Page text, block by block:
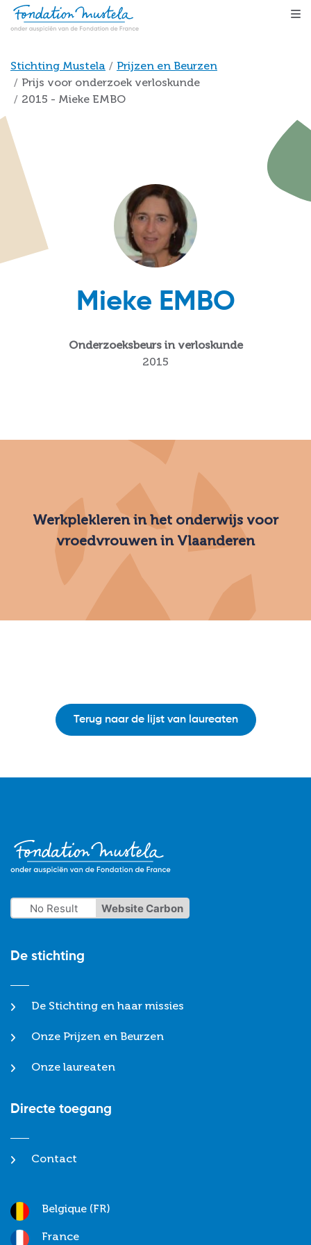
Skip to main content
Breadcrumb
Stichting Mustela
Prijzen en Beurzen
Prijs voor onderzoek verloskunde
2015 - Mieke EMBO
Mieke EMBO
Onderzoeksbeurs in verloskunde
2015
Werkplekleren in het onderwijs voor
vroedvrouwen in Vlaanderen
Terug naar de lijst van laureaten
No Result Website Carbon
De stichting
De Stichting en haar missies
Onze Prijzen en Beurzen
Onze laureaten
Directe toegang
Contact
Belgique (FR)
France